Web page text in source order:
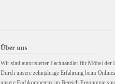
Über uns
Wir sind autorisierter Fachhändler für Möbel der
Durch unsere zehnjährige Erfahrung beim
unsere Fachkompetenz im Bereich Ergonomie